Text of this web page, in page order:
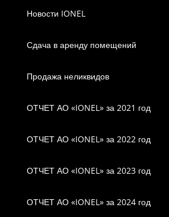
Новости IONEL
Сдача в аренду помещений
Продажа неликвидов
ОТЧЕТ АО «IONEL» за 2021 год
ОТЧЕТ АО «IONEL» за 2022 год
ОТЧЕТ АО «IONEL» за 2023 год
ОТЧЕТ АО «IONEL» за 2024 год